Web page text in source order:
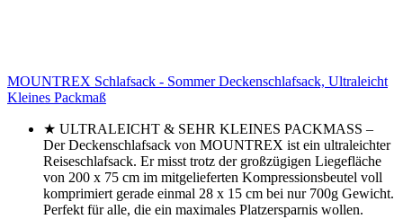
MOUNTREX Schlafsack - Sommer Deckenschlafsack, Ultraleicht
Kleines Packmaß
★ ULTRALEICHT & SEHR KLEINES PACKMASS –
Der Deckenschlafsack von MOUNTREX ist ein ultraleichter
Reiseschlafsack. Er misst trotz der großzügigen Liegefläche
von 200 x 75 cm im mitgelieferten Kompressionsbeutel voll
komprimiert gerade einmal 28 x 15 cm bei nur 700g Gewicht.
Perfekt für alle, die ein maximales Platzersparnis wollen.